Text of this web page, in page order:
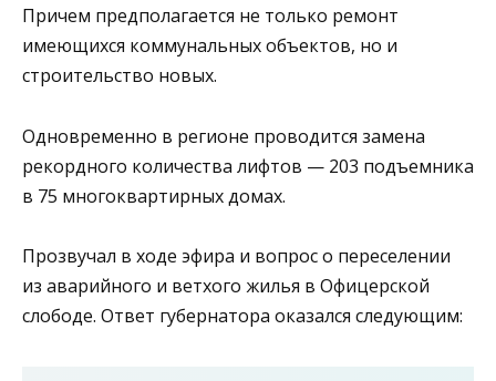
Причем предполагается не только ремонт
имеющихся коммунальных объектов, но и
строительство новых.
Одновременно в регионе проводится замена
рекордного количества лифтов — 203 подъемника
в 75 многоквартирных домах.
Прозвучал в ходе эфира и вопрос о переселении
из аварийного и ветхого жилья в Офицерской
слободе. Ответ губернатора оказался следующим: